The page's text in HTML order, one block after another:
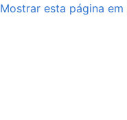
Mostrar esta página em